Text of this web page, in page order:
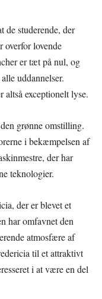
de studerende, der
overfor lovende
er tæt på nul, og
uddannelser.
altså exceptionelt lyse.
grønne omstilling.
i bekæmpelsen af
der har
teknologier.
der er blevet et
har omfavnet den
atmosfære af
til et attraktivt
i at være en del